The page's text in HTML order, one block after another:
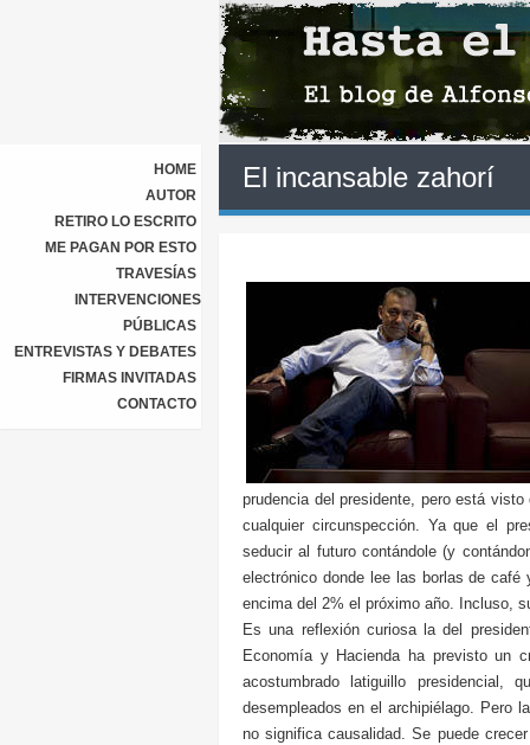
HOME
AUTOR
RETIRO LO ESCRITO
ME PAGAN POR ESTO
TRAVESÍAS
INTERVENCIONES
PÚBLICAS
ENTREVISTAS Y DEBATES
FIRMAS INVITADAS
CONTACTO
El incansable zahorí
prudencia del presidente, pero está
cualquier circunspección. Ya que el
seducir al futuro contándole (y
electrónico donde lee las borlas de
encima del 2% el próximo año. Incluso,
Es una reflexión curiosa la del
Economía y Hacienda ha previsto un
acostumbrado latiguillo presidencial,
desempleados en el archipiélago. Pero
no significa causalidad. Se puede